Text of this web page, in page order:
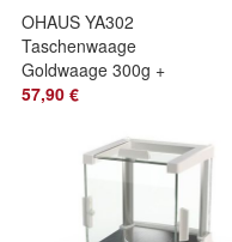
OHAUS YA302
Taschenwaage
Goldwaage 300g +
0,05g
57,90 €